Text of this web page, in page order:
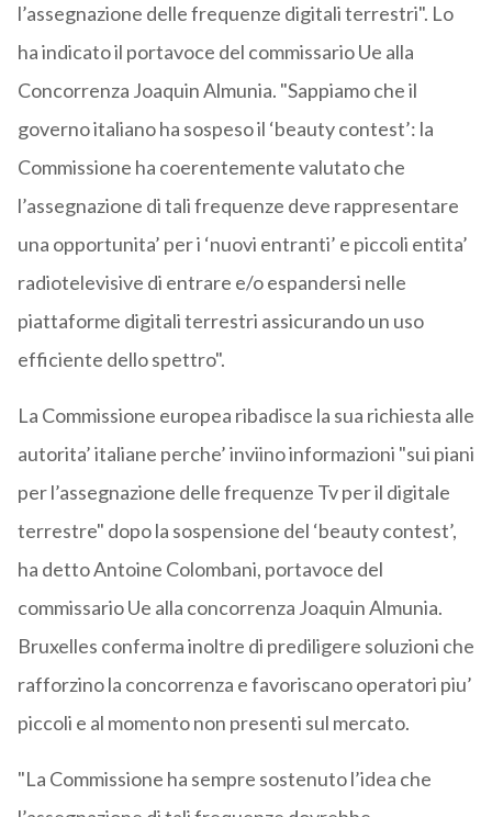
l’assegnazione delle frequenze digitali terrestri". Lo
ha indicato il portavoce del commissario Ue alla
Concorrenza Joaquin Almunia. "Sappiamo che il
governo italiano ha sospeso il ‘beauty contest’: la
Commissione ha coerentemente valutato che
l’assegnazione di tali frequenze deve rappresentare
una opportunita’ per i ‘nuovi entranti’ e piccoli entita’
radiotelevisive di entrare e/o espandersi nelle
piattaforme digitali terrestri assicurando un uso
efficiente dello spettro".
La Commissione europea ribadisce la sua richiesta alle
autorita’ italiane perche’ inviino informazioni "sui piani
per l’assegnazione delle frequenze Tv per il digitale
terrestre" dopo la sospensione del ‘beauty contest’,
ha detto Antoine Colombani, portavoce del
commissario Ue alla concorrenza Joaquin Almunia.
Bruxelles conferma inoltre di prediligere soluzioni che
rafforzino la concorrenza e favoriscano operatori piu’
piccoli e al momento non presenti sul mercato.
"La Commissione ha sempre sostenuto l’idea che